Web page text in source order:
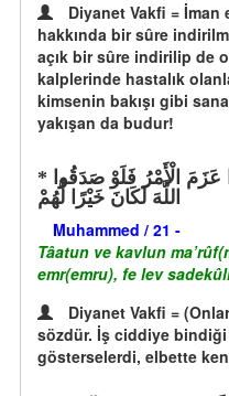
Diyanet Vakfi =
hakkında bir sûre
açık bir sûre indirilip de
kalplerinde hastalık
kimsenin bakışı gibi
yakışan da budur!
اللَّهَ لَكَانَ خَيْرًا لَّهُمْ
Muhammed / 21 -
Tâatun ve kavlun
emr(emru), fe lev
Diyanet Vakfi =
sözdür. İş ciddiye
gösterselerdi, elbette